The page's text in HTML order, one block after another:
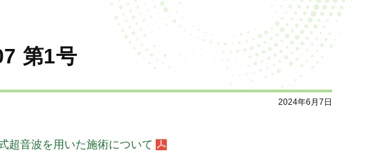
第1号
2024年6月7日
超音波を用いた施術について